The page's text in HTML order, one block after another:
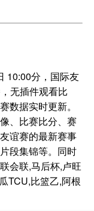
10:00分，国际友
无插件观看比
数据实时更新。
、比赛比分、赛
谊赛的最新赛事
段集锦等。同时
会联,马后杯,卢旺
TCU,比篮乙,阿根